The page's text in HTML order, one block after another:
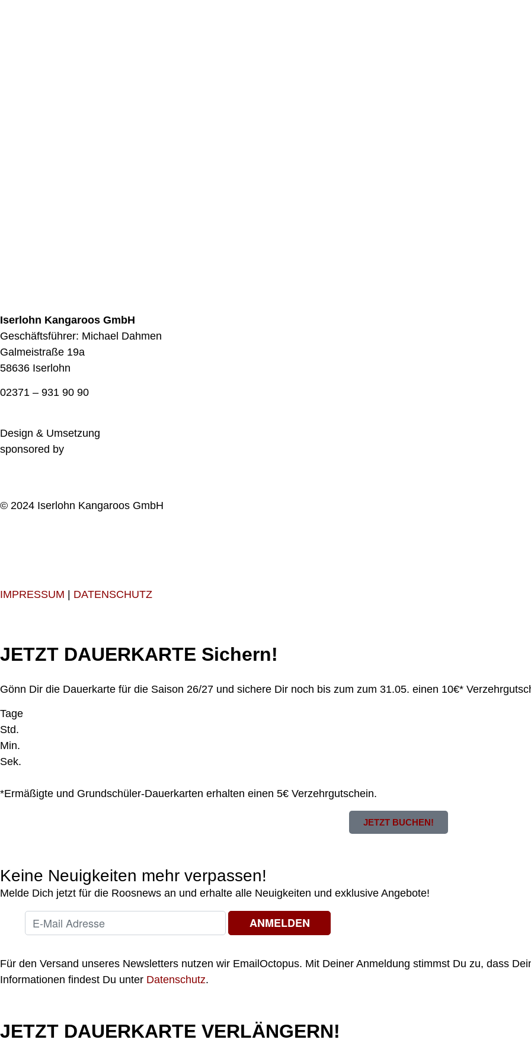
Iserlohn Kangaroos GmbH
Geschäftsführer: Michael Dahmen
Galmeistraße 19a
58636 Iserlohn
02371 – 931 90 90
Design & Umsetzung
sponsored by
© 2024 Iserlohn Kangaroos GmbH
IMPRESSUM | DATENSCHUTZ
JETZT DAUERKARTE Sichern!
Gönn Dir die Dauerkarte für die Saison 26/27 und sichere Dir noch bis zum zum 31.05. einen 10€*
Tage
Std.
Min.
Sek.
*Ermäßigte und Grundschüler-Dauerkarten erhalten einen 5€ Verzehrgutschein.
JETZT BUCHEN!
Keine Neuigkeiten mehr verpassen!
Melde Dich jetzt für die Roosnews an und erhalte alle Neuigkeiten und exklusive Angebote!
Für den Versand unseres Newsletters nutzen wir EmailOctopus. Mit Deiner Anmeldung stimmst Du zu, dass
Informationen findest Du unter Datenschutz.
JETZT DAUERKARTE VERLÄNGERN!